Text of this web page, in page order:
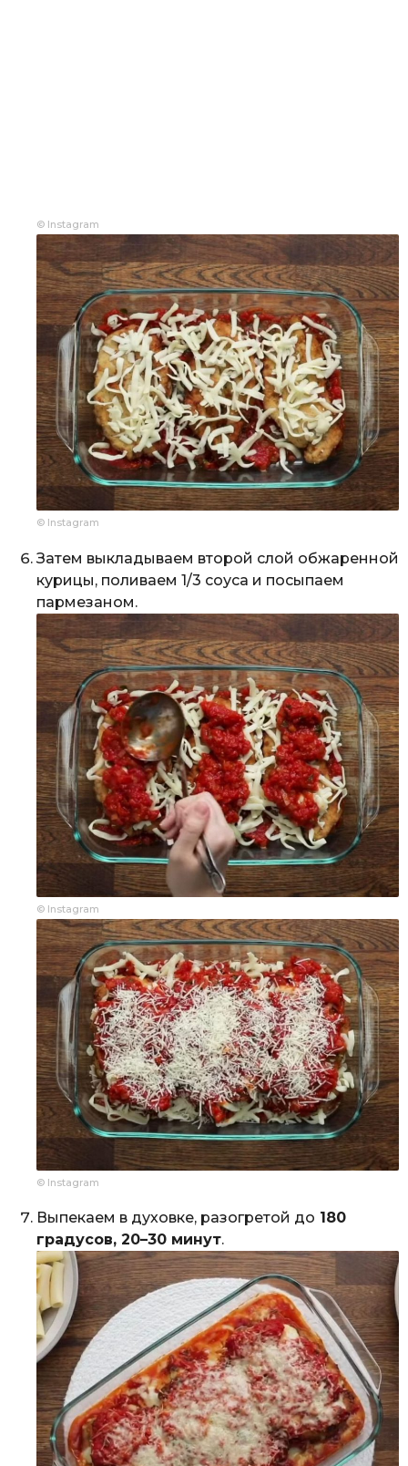
© Instagram
© Instagram
Затем выкладываем второй слой обжаренной
курицы, поливаем 1/3 соуса и посыпаем
пармезаном.
© Instagram
© Instagram
Выпекаем в духовке, разогретой до 180
градусов, 20–30 минут.